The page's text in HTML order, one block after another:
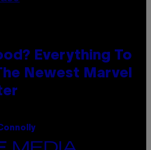
Everything To
Newest Marvel